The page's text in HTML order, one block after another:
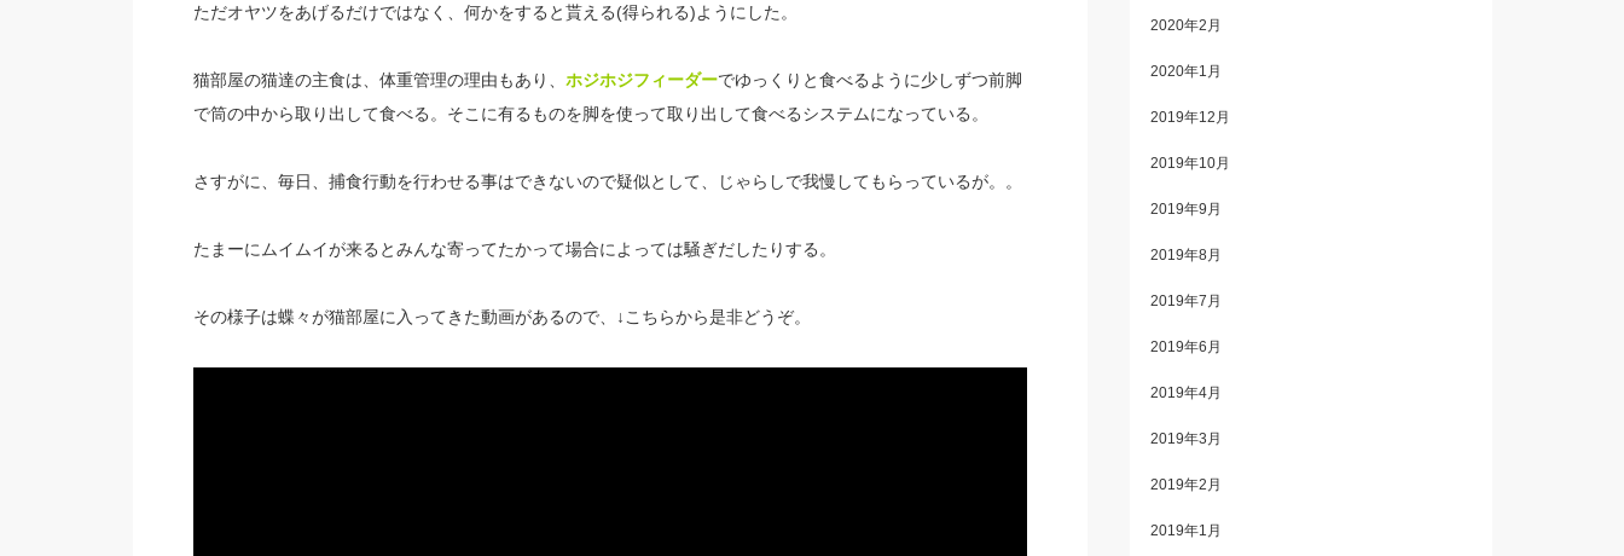
ただオヤツをあげるだけではなく、何かをすると貰える(得られる)ようにした。
猫部屋の猫達の主食は、体重管理の理由もあり、 ホジホジフィーダーでゆっくりと食べるように少しずつ前脚
で筒の中から取り出して食べる。そこに有るものを脚を使って取り出して食べるシステムになっている。
さすがに、毎日、捕食行動を行わせる事はできないので疑似として、じゃらしで我慢してもらっているが。。
たまーにムイムイが来るとみんな寄ってたかって場合によっては騒ぎだしたりする。
その様子は蝶々が猫部屋に入ってきた動画があるので、↓こちらから是非どうぞ。
2020年2月
2020年1月
2019年12月
2019年10月
2019年9月
2019年8月
2019年7月
2019年6月
2019年4月
2019年3月
2019年2月
2019年1月